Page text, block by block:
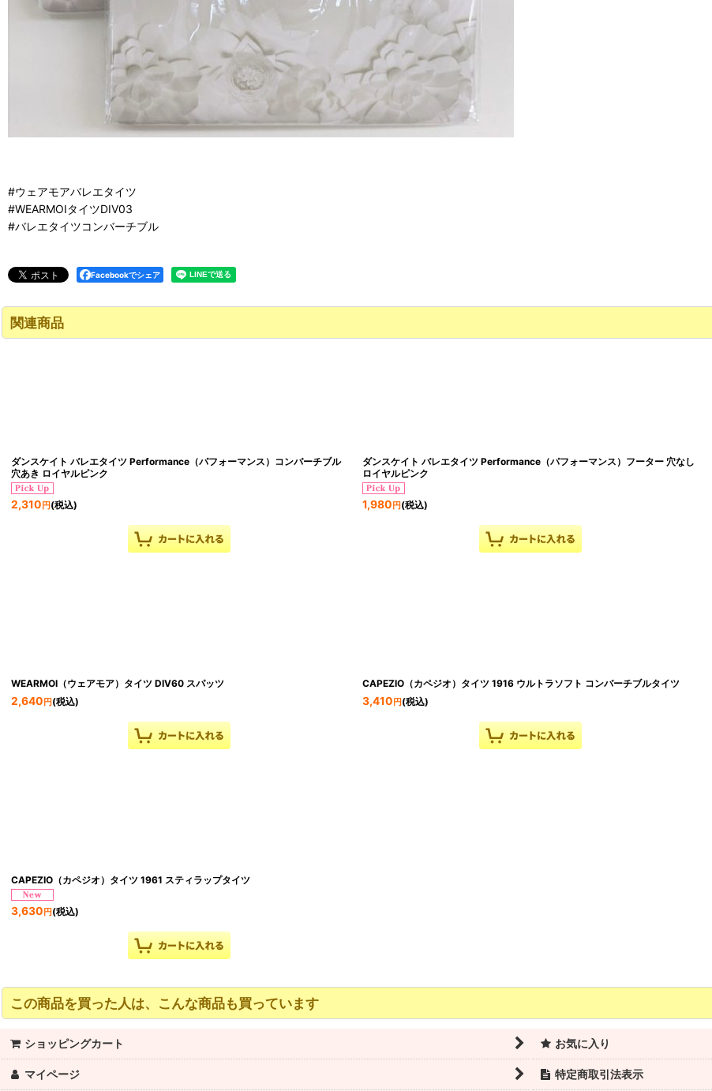
#ウェアモアバレエタイツ
#WEARMOIタイツDIV03
#バレエタイツコンバーチブル
Facebookでシェア
関連商品
ダンスケイト バレエタイツ Performance（パフォーマンス）コンバーチブル
穴あき ロイヤルピンク
2,310 円 (税込)
ダンスケイト バレエタイツ Performance（パフォーマンス）フーター 穴なし
ロイヤルピンク
1,980 円(税込)
WEARMOI（ウェアモア）タイツ DIV60 スパッツ
2,640 円 (税込)
CAPEZIO（カペジオ）タイツ 1916 ウルトラソフト コンバーチブルタイツ
3,410 円(税込)
CAPEZIO（カペジオ）タイツ 1961 スティラップタイツ
3,630 円 (税込)
この商品を買った人は、こんな商品も買っています
ショッピングカート お気に入り
マイページ 特定商取引法表示